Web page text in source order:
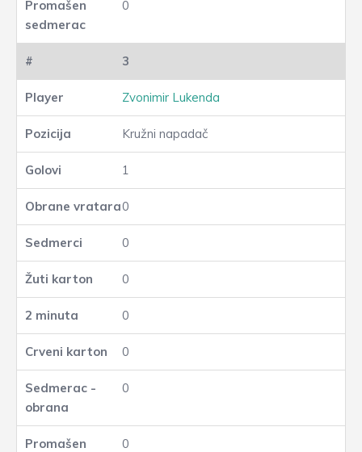
0
3
Zvonimir Lukenda
Kružni napadač
1
0
0
0
0
0
0
0